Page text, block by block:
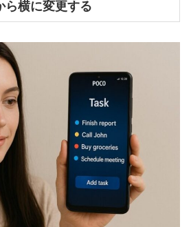
ら横に変更する